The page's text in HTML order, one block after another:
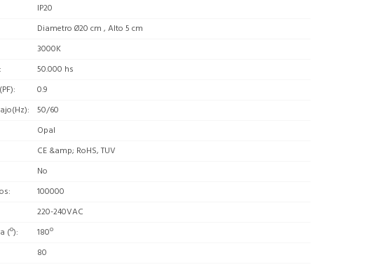
IP20
Diametro Ø20 cm , Alto 5 cm
3000K
50.000 hs
0.9
50/60
Opal
CE &amp; RoHS, TUV
No
100000
220-240VAC
(º)
180º
80